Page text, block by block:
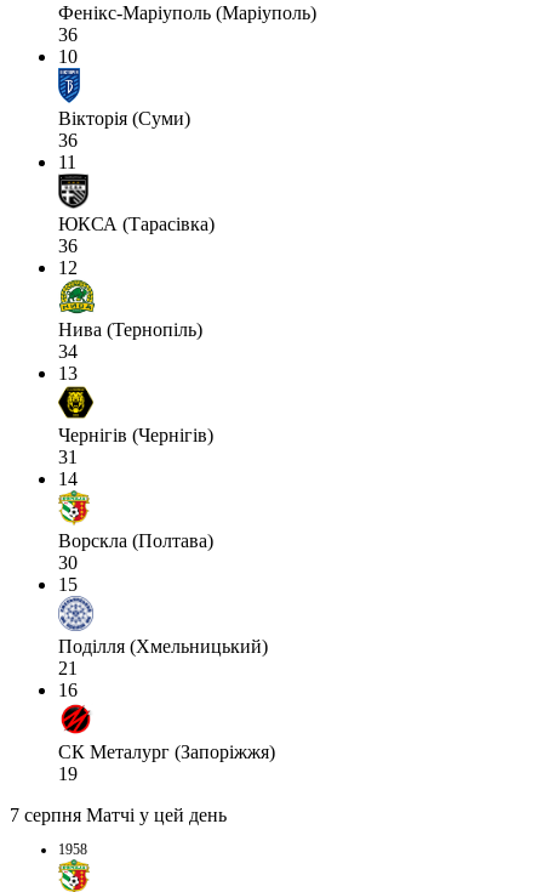
Фенікс-Маріуполь (Маріуполь)
36
10
Вікторія (Суми)
36
11
ЮКСА (Тарасівка)
36
12
Нива (Тернопіль)
34
13
Чернігів (Чернігів)
31
14
Ворскла (Полтава)
30
15
Поділля (Хмельницький)
21
16
СК Металург (Запоріжжя)
19
7 серпня Матчі у цей день
1958